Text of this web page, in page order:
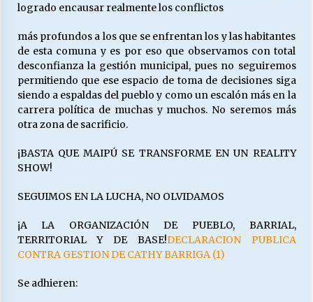
logrado encausar realmente los conflictos
más profundos a los que se enfrentan los y las habitantes
de esta comuna y es por eso que observamos con total
desconfianza la gestión municipal, pues no seguiremos
permitiendo que ese espacio de toma de decisiones siga
siendo a espaldas del pueblo y como un escalón más en la
carrera política de muchas y muchos. No seremos más
otra zona de sacrificio.
¡BASTA QUE MAIPÚ SE TRANSFORME EN UN REALITY
SHOW!
SEGUIMOS EN LA LUCHA, NO OLVIDAMOS
¡A LA ORGANIZACIÓN DE PUEBLO, BARRIAL,
TERRITORIAL Y DE BASE!DECLARACION PUBLICA
CONTRA GESTION DE CATHY BARRIGA (1)
Se adhieren: